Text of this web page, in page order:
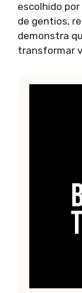
escolhido
de gentios,
demonstra
transformar